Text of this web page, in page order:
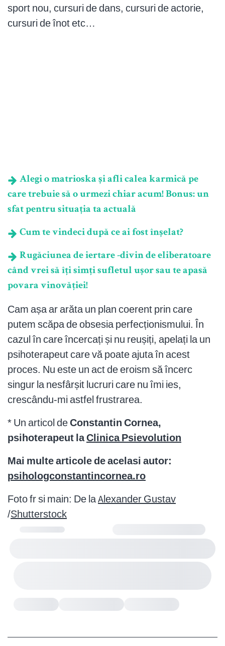
sport nou, cursuri de dans, cursuri de actorie,
cursuri de înot etc…
Alegi o matrioska și afli calea karmică pe
care trebuie să o urmezi chiar acum! Bonus: un
sfat pentru situația ta actuală
Cum te vindeci după ce ai fost înșelat?
Rugăciunea de iertare -divin de eliberatoare
când vrei să îți simți sufletul ușor sau te apasă
povara vinovăției!
Cam așa ar arăta un plan coerent prin care
putem scăpa de obsesia perfecționismului. În
cazul în care încercați și nu reușiți, apelați la un
psihoterapeut care vă poate ajuta în acest
proces. Nu este un act de eroism să încerc
singur la nesfârșit lucruri care nu îmi ies,
crescându-mi astfel frustrarea.
* Un articol deConstantin Cornea,
psihoterapeut laClinica Psievolution
Mai multe articole de acelasi autor:
psihologconstantincornea.ro
Foto fr si main: De laAlexander Gustav
/Shutterstock